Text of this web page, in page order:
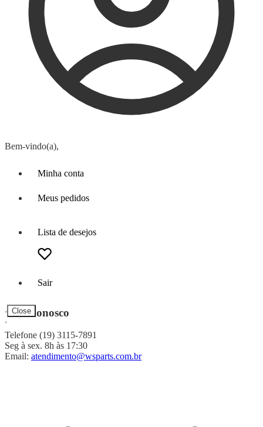
Bem-vindo(a),
Minha conta
Meus pedidos
Lista de desejos
Sair
Close
Fale Conosco
Telefone (19) 3115-7891
Seg à sex. 8h às 17:30
Email: atendimento@wsparts.com.br